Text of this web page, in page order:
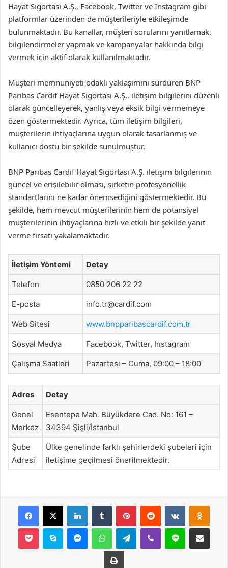
Hayat Sigortası A.Ş., Facebook, Twitter ve Instagram gibi
platformlar üzerinden de müşterileriyle etkileşimde
bulunmaktadır. Bu kanallar, müşteri sorularını yanıtlamak,
bilgilendirmeler yapmak ve kampanyalar hakkında bilgi
vermek için aktif olarak kullanılmaktadır.
Müşteri memnuniyeti odaklı yaklaşımını sürdüren BNP
Paribas Cardif Hayat Sigortası A.Ş., iletişim bilgilerini düzenli
olarak güncelleyerek, yanlış veya eksik bilgi vermemeye
özen göstermektedir. Ayrıca, tüm iletişim bilgileri,
müşterilerin ihtiyaçlarına uygun olarak tasarlanmış ve
kullanıcı dostu bir şekilde sunulmuştur.
BNP Paribas Cardif Hayat Sigortası A.Ş. iletişim bilgilerinin
güncel ve erişilebilir olması, şirketin profesyonellik
standartlarını ne kadar önemsediğini göstermektedir. Bu
şekilde, hem mevcut müşterilerinin hem de potansiyel
müşterilerinin ihtiyaçlarına hızlı ve etkili bir şekilde yanıt
verme fırsatı yakalamaktadır.
İletişim Yöntemi Detay
Telefon 0850 206 22 22
E-posta info.tr@cardif.com
Web Sitesi www.bnpparibascardif.com.tr
Sosyal Medya Facebook, Twitter, Instagram
Çalışma Saatleri Pazartesi – Cuma, 09:00 – 18:00
Adres Detay
Genel
Merkez
Esentepe Mah. Büyükdere Cad. No: 161 –
34394 Şişli/İstanbul
Şube
Adresi
Ülke genelinde farklı şehirlerdeki şubeleri için
iletişime geçilmesi önerilmektedir.
Facebook
X LinkedInTumblr PinterestReddit VKontakte
Pocket Skype MessengerWhatsAppTelegramViber Line E-Posta ile
Yazdır